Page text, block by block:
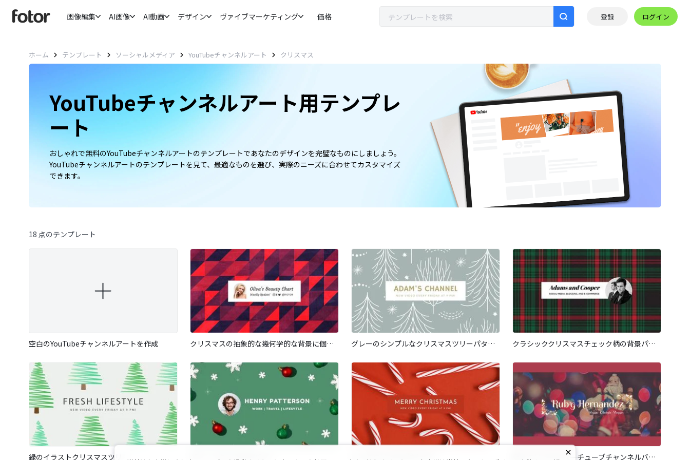
画像編集 AI画像 AI動画 デザイン ヴァイブマーケティング 価格 登録 ログイン
ホーム テンプレート ソーシャルメディア YouTubeチャンネルアート クリスマス
YouTubeチャンネルアート用テンプレ
ート
おしゃれで無料のYouTubeチャンネルアートのテンプレートであなたのデザインを完璧なものにしましょう。
YouTubeチャンネルアートのテンプレートを見て、最適なものを選び、実際のニーズに合わせてカスタマイズ
できます。
18 点のテンプレート
空白のYouTubeチャンネルアートを作成 クリスマスの抽象的な幾何学的な背景に個人用チャンネル グレーのシンプルなクリスマスツリーパターン クラシッククリスマスチェック柄の背景パーソナルチャンネル
緑のイラストクリスマスツリー グリーンクリスマスバナー レッドクリスマスホリデー 赤いクリスマスユーチューブチャンネルバナー